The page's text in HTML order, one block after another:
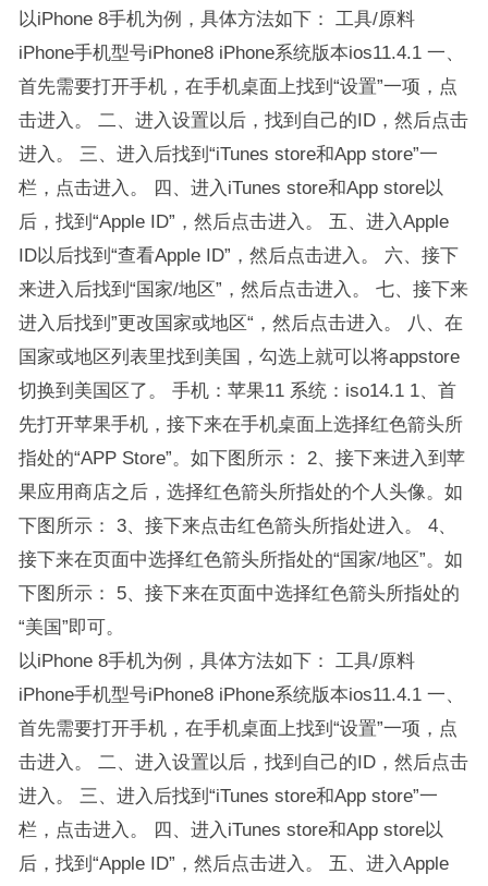
以iPhone 8手机为例，具体方法如下： 工具/原料
iPhone手机型号iPhone8 iPhone系统版本ios11.4.1 一、
首先需要打开手机，在手机桌面上找到“设置”一项，点
击进入。 二、进入设置以后，找到自己的ID，然后点击
进入。 三、进入后找到“iTunes store和App store”一
栏，点击进入。 四、进入iTunes store和App store以
后，找到“Apple ID”，然后点击进入。 五、进入Apple
ID以后找到“查看Apple ID”，然后点击进入。 六、接下
来进入后找到“国家/地区”，然后点击进入。 七、接下来
进入后找到”更改国家或地区“，然后点击进入。 八、在
国家或地区列表里找到美国，勾选上就可以将appstore
切换到美国区了。 手机：苹果11 系统：iso14.1 1、首
先打开苹果手机，接下来在手机桌面上选择红色箭头所
指处的“APP Store”。如下图所示： 2、接下来进入到苹
果应用商店之后，选择红色箭头所指处的个人头像。如
下图所示： 3、接下来点击红色箭头所指处进入。 4、
接下来在页面中选择红色箭头所指处的“国家/地区”。如
下图所示： 5、接下来在页面中选择红色箭头所指处的
“美国”即可。
以iPhone 8手机为例，具体方法如下： 工具/原料
iPhone手机型号iPhone8 iPhone系统版本ios11.4.1 一、
首先需要打开手机，在手机桌面上找到“设置”一项，点
击进入。 二、进入设置以后，找到自己的ID，然后点击
进入。 三、进入后找到“iTunes store和App store”一
栏，点击进入。 四、进入iTunes store和App store以
后，找到“Apple ID”，然后点击进入。 五、进入Apple